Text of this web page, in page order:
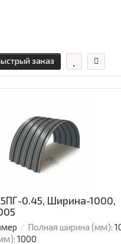
заказ
0.45, Ширина-1000,
Полная ширина (мм):
1000